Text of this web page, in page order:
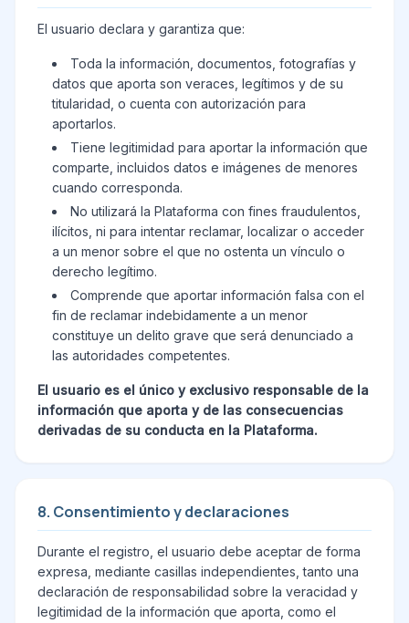
El usuario declara y garantiza que:
Toda la información, documentos, fotografías y
datos que aporta son veraces, legítimos y de su
titularidad, o cuenta con autorización para
aportarlos.
Tiene legitimidad para aportar la información que
comparte, incluidos datos e imágenes de menores
cuando corresponda.
No utilizará la Plataforma con fines fraudulentos,
ilícitos, ni para intentar reclamar, localizar o acceder
a un menor sobre el que no ostenta un vínculo o
derecho legítimo.
Comprende que aportar información falsa con el
fin de reclamar indebidamente a un menor
constituye un delito grave que será denunciado a
las autoridades competentes.
El usuario es el único y exclusivo responsable de la
información que aporta y de las consecuencias
derivadas de su conducta en la Plataforma.
8. Consentimiento y declaraciones
Durante el registro, el usuario debe aceptar de forma
expresa, mediante casillas independientes, tanto una
declaración de responsabilidad sobre la veracidad y
legitimidad de la información que aporta, como el